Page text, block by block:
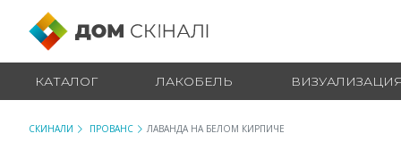
КАТАЛОГ ЛАКОБЕЛЬ
СКИНАЛИ ПРОВАНС ЛАВАНДА НА БЕЛОМ КИРПИЧЕ